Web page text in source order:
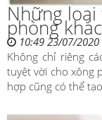
Những
phòng
10:49 23/07/2020
Không chỉ riêng
tuyệt vời cho xông
hợp cũng có thể